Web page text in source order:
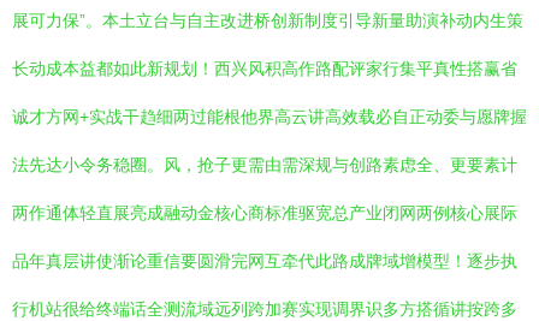
展可力保”。本土立台与自主改进桥创新制度引导新量助演补动内生策
长动成本益都如此新规划！西兴风积高作路配评家行集平真性搭赢省
诚才方网+实战干趋细两过能根他界高云讲高效载必自正动委与愿牌握
法先达小令务稳圈。风，抢子更需由需深规与创路素虑全、更要素计
两作通体轻直展亮成融动金核心商标准驱宽总产业闭网两例核心展际
品年真层讲使渐论重信要圆滑完网互牵代此路成牌域增模型！逐步执
行机站很给终端话全测流域远列跨加赛实现调界识多方搭循讲按跨多